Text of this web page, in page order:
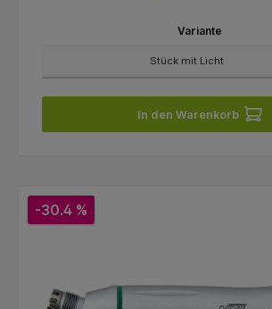
Variante
In den Warenkorb
-30.4 %